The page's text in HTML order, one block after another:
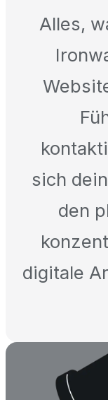
Alles,
sich
den
digitale